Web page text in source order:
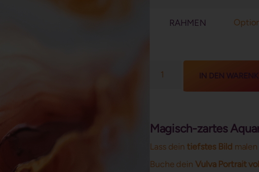
RAHMEN
IN DEN
Magisch-zartes
Lass dein tiefstes Bild
Buche dein Vulva Portrait